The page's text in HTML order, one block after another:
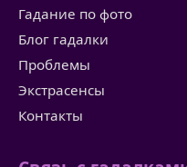
Гадание по фото
Блог гадалки
Проблемы
Экстрасенсы
Контакты